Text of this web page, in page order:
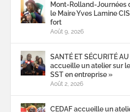
Mont-Rolland-Journées
le Maire Yves Lamine
fort
Août 9, 2026
SANTÉ ET SÉCURITÉ
accueille un atelier sur
SST en entreprise »
Août 2, 2026
CEDAF accueille un